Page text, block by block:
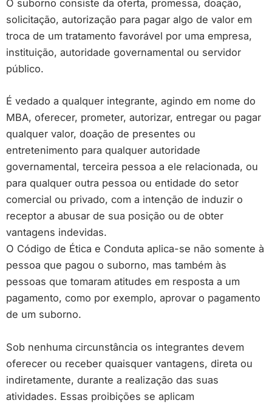
O suborno consiste da oferta, promessa, doação,
solicitação, autorização para pagar algo de valor em
troca de um tratamento favorável por uma empresa,
instituição, autoridade governamental ou servidor
público.
É vedado a qualquer integrante, agindo em nome do
MBA, oferecer, prometer, autorizar, entregar ou pagar
qualquer valor, doação de presentes ou
entretenimento para qualquer autoridade
governamental, terceira pessoa a ele relacionada, ou
para qualquer outra pessoa ou entidade do setor
comercial ou privado, com a intenção de induzir o
receptor a abusar de sua posição ou de obter
vantagens indevidas.
O Código de Ética e Conduta aplica-se não somente à
pessoa que pagou o suborno, mas também às
pessoas que tomaram atitudes em resposta a um
pagamento, como por exemplo, aprovar o pagamento
de um suborno.
Sob nenhuma circunstância os integrantes devem
oferecer ou receber quaisquer vantagens, direta ou
indiretamente, durante a realização das suas
atividades. Essas proibições se aplicam